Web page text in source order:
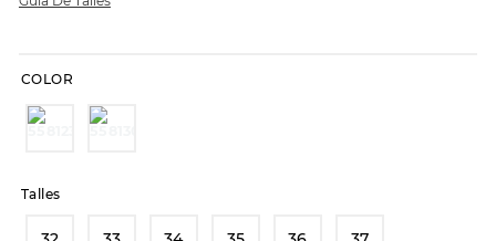
COLOR
Talles